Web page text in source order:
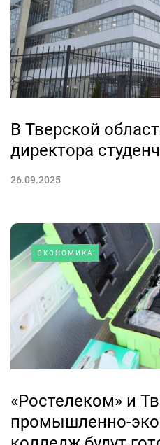
В Тверской
директора
26.09.2025
ЭКОНОМИКА
«Ростелеком» и
промышленно-